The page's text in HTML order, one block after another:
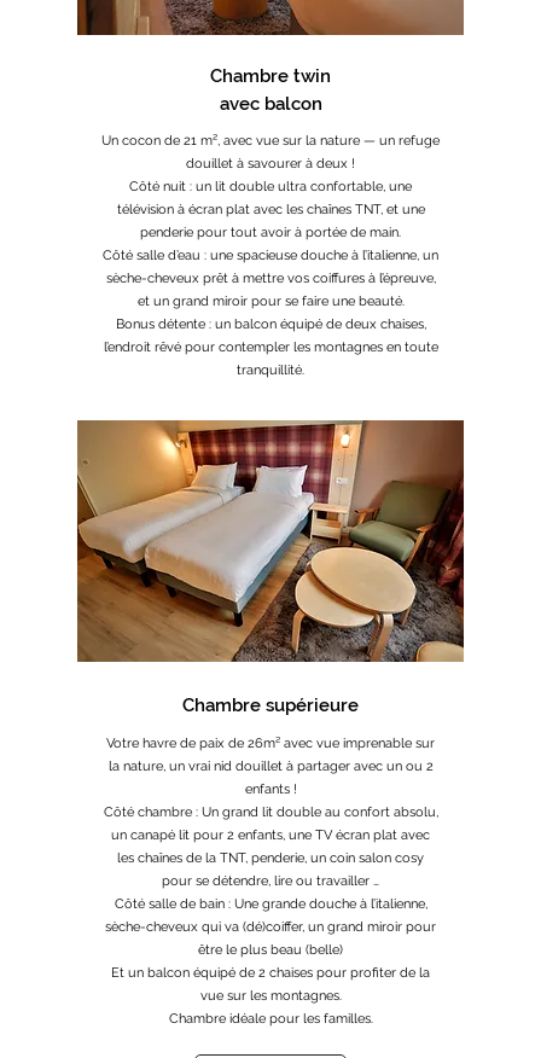
Chambre twin
avec balcon
Un cocon de 21 m², avec vue sur la nature — un refuge
douillet à savourer à deux !
Côté nuit : un lit double ultra confortable, une
télévision à écran plat avec les chaînes TNT, et une
penderie pour tout avoir à portée de main.
Côté salle d’eau : une spacieuse douche à l’italienne, un
sèche-cheveux prêt à mettre vos coiffures à l’épreuve,
et un grand miroir pour se faire une beauté.
Bonus détente : un balcon équipé de deux chaises,
l’endroit rêvé pour contempler les montagnes en toute
tranquillité.
Chambre supérieure
Votre havre de paix de 26m² avec vue imprenable sur
la nature, un vrai nid douillet à partager avec un ou 2
enfants !
Côté chambre : Un grand lit double au confort absolu,
un canapé lit pour 2 enfants, une TV écran plat avec
les chaînes de la TNT, penderie, un coin salon cosy
pour se détendre, lire ou travailler …
Côté salle de bain : Une grande douche à l’italienne,
sèche-cheveux qui va (dé)coiffer, un grand miroir pour
être le plus beau (belle)
Et un balcon équipé de 2 chaises pour profiter de la
vue sur les montagnes.
Chambre idéale pour les familles.